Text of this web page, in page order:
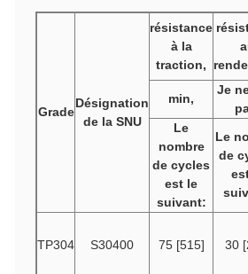
Grade
Désignation
de la SNU
résistance
à la
traction,
min,
Je
Le
nombre
de cycles
est le
suivant:
Le
de
TP304 S30400 75 [515] 30